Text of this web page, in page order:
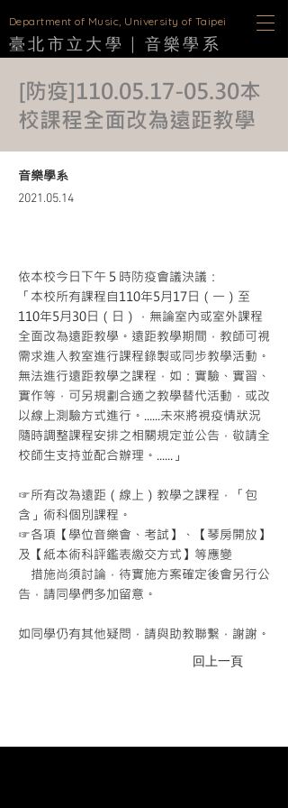
Department of Music, University of Taipei
臺北市立大學 | 音樂學 系
[防疫]110.05.17-05.30本
校課程全面改為遠距教學
音樂學系
2021.05.14
依本校今日下午５時防疫會議決議：
「本校所有課程自110年5月17日（一）至
110年5月30日（日），無論室內或室外課程
全面改為遠距教學。遠距教學期間，教師可視
需求進入教室進行課程錄製或同步教學活動。
無法進行遠距教學之課程，如：實驗、實習、
實作等，可另規劃合適之教學替代活動，或改
以線上測驗方式進行。......未來將視疫情狀況
隨時調整課程安排之相關規定並公告，敬請全
校師生支持並配合辦理。......」
☞所有改為遠距（線上）教學之課程，「包
含」術科個別課程。
☞各項【學位音樂會、考試】、【琴房開放】
及【紙本術科評鑑表繳交方式】等應變
措施尚須討論，待實施方案確定後會另行公
告，請同學們多加留意。
如同學仍有其他疑問，請與助教聯繫，謝謝。
回上一頁